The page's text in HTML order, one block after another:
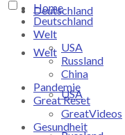
Deutschland
Welt
USA
Home
Deutschland
Welt
USA
Russland
China
Pandemie
Great Reset
GreatVideos
Gesundheit